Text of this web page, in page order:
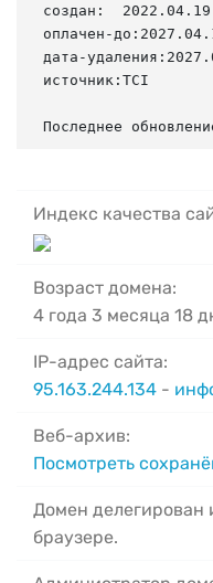
создан:  2022.04.19
оплачен-
дата-
источник:TCI
Последнее
Индекс качества
Возраст домена:
4 года 3 месяца 18
IP-адрес сайта:
95.163.244.134 -
Веб-архив:
Посмотреть
Домен делегирован
браузере.